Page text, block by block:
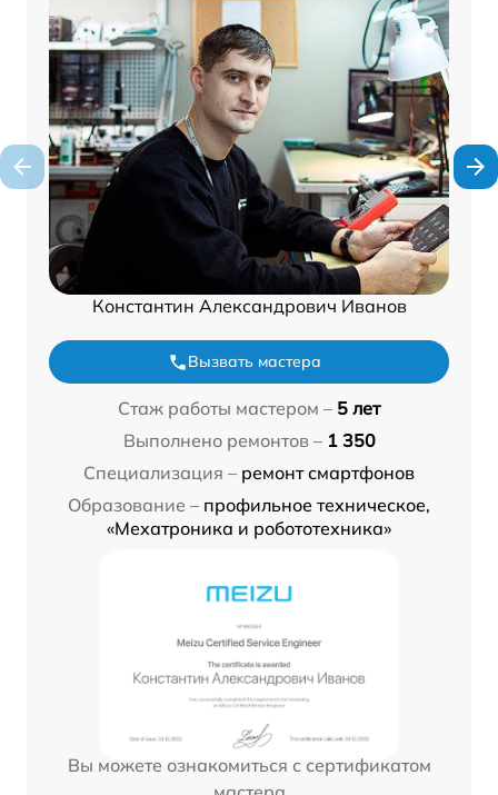
Константин Александрович Иванов
Вызвать мастера
Стаж работы мастером – 5 лет
Выполнено ремонтов – 1 350
Специализация – ремонт смартфонов
Образование – профильное техническое,
«Мехатроника и робототехника»
Вы можете ознакомиться с сертификатом